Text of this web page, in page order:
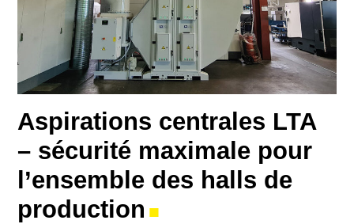
Aspirations centrales LTA
– sécurité maximale pour
l’ensemble des halls de
production ■